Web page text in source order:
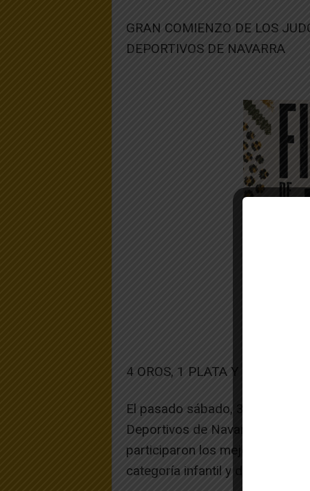
GRAN COMIENZO DE LOS
DEPORTIVOS DE NAVARRA
4 OROS, 1 PLATA Y 1
El pasado sábado, 3 de
Deportivos de Navarra en el
participaron los mejores
categoría infantil y de 15 a 17